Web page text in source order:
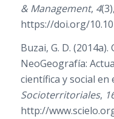
& Management, 4
https://doi.org/
Buzai, G. D.
NeoGeografía:
científica y social
Socioterritoriales,
http://